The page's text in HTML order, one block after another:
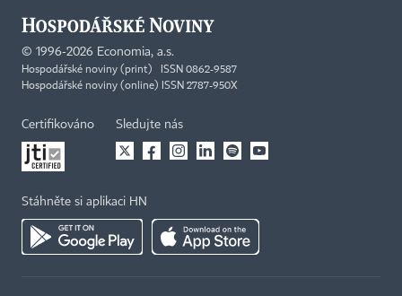
© 1996-2026 Economia, a.s.
Hospodářské noviny (print) ISSN 0862-9587
Hospodářské noviny (online) ISSN 2787-950X
Certifikováno Sledujte nás
Stáhněte si aplikaci HN